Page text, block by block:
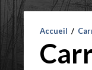
Accueil /